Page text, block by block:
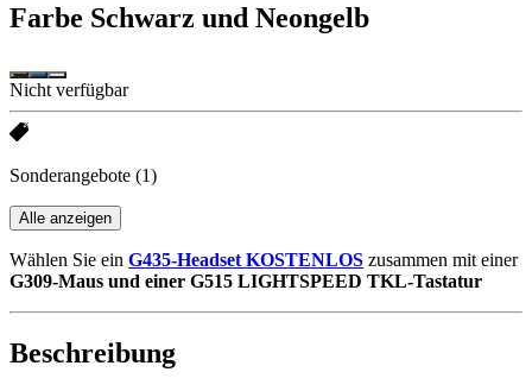
Farbe Schwarz und Neongelb
Nicht verfügbar
Sonderangebote (1)
Alle anzeigen
Wählen Sie ein G435-Headset KOSTENLOS zusammen mit einer
G309-Maus und einer G515 LIGHTSPEED TKL-Tastatur
Beschreibung